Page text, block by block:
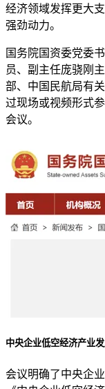
经济领域发挥更大
强劲动力。
国务院国资委党委
员、副主任庞骁刚
部、中国民航局有
过现场或视频形式
会议。
中央企业低空经济产业
会议明确了中央企